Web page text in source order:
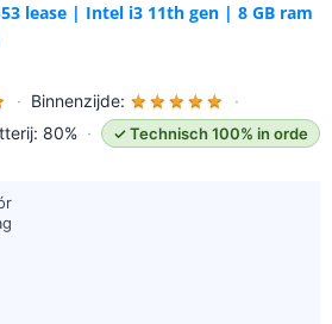
lease | Intel i3 11th gen | 8 GB ram
· Binnenzijde: ★ ★ ★ ★ ★
·
80% · ✓ Technisch 100% in orde